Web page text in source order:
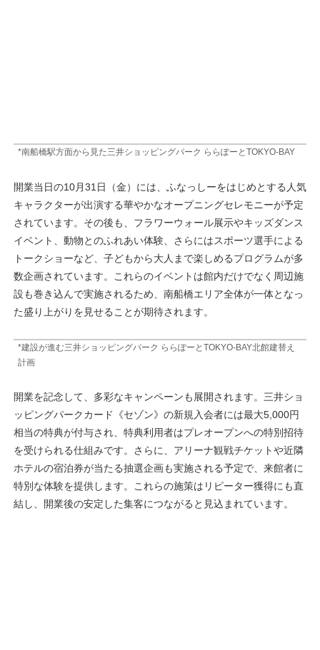
*南船橋駅方面から見た三井ショッピングパーク ららぽーとTOKYO-BAY
開業当日の10月31日（金）には、ふなっしーをはじめとする人気
キャラクターが出演する華やかなオープニングセレモニーが予定
されています。その後も、フラワーウォール展示やキッズダンス
イベント、動物とのふれあい体験、さらにはスポーツ選手による
トークショーなど、子どもから大人まで楽しめるプログラムが多
数企画されています。これらのイベントは館内だけでなく周辺施
設も巻き込んで実施されるため、南船橋エリア全体が一体となっ
た盛り上がりを見せることが期待されます。
*建設が進む三井ショッピングパーク ららぽーとTOKYO-BAY北館建替え
計画
開業を記念して、多彩なキャンペーンも展開されます。三井ショ
ッピングパークカード《セゾン》の新規入会者には最大5,000円
相当の特典が付与され、特典利用者はプレオープンへの特別招待
を受けられる仕組みです。さらに、アリーナ観戦チケットや近隣
ホテルの宿泊券が当たる抽選企画も実施される予定で、来館者に
特別な体験を提供します。これらの施策はリピーター獲得にも直
結し、開業後の安定した集客につながると見込まれています。